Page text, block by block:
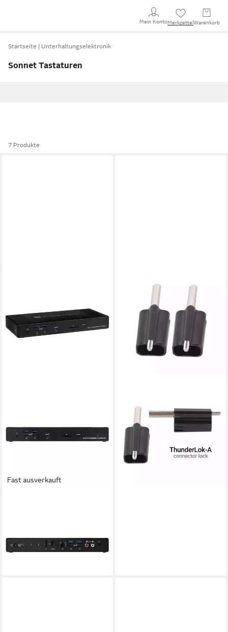
Mein KontoMerkzettel Warenkorb
Startseite Unterhaltungselektronik
Sonnet Tastaturen
7 Produkte
Fast ausverkauft
679,00 €
A 2er Pack - Apple Zubehör)
24,00 €
lieferbar - in 3-4 Werktagen bei dir